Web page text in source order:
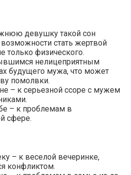
девушку такой сон
стать жертвой
только физического.
нелицеприятным
будущего мужа, что может
помолвки.
– к серьезной ссоре с мужем
– к проблемам в
сфере.
– к веселой вечеринке,
конфликтом.